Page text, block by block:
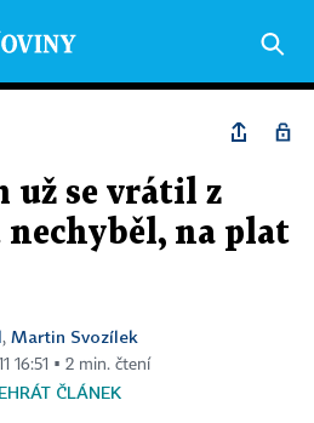
už se vrátil z
nechyběl, na plat
, Martin Svozílek
16:51 ▪ 2 min. čtení
ČLÁNEK